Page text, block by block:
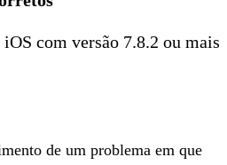
iOS com versão 7.8.2 ou mais
de um problema em que